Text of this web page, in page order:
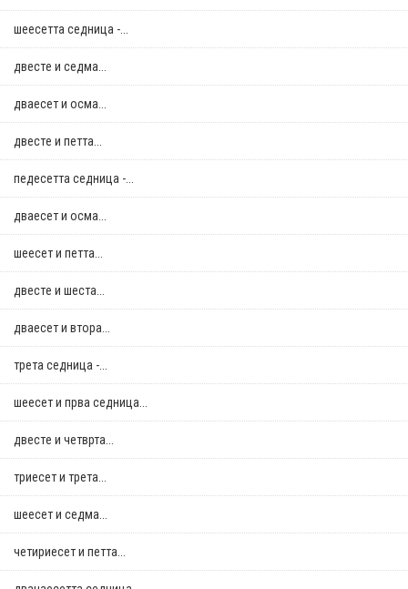
шеесетта седница -...
двестe и седма...
дваесет и осма...
двестe и петта...
педесетта седница -...
дваесет и осма...
шеесет и петта...
двестe и шеста...
дваесет и втора...
трета седница -...
шеесет и прва седница...
двестe и четврта...
триесет и трета...
шеесет и седма...
четириесет и петта...